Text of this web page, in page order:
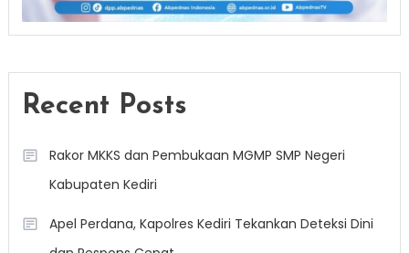
Recent Posts
Rakor MKKS dan Pembukaan MGMP SMP Negeri
Kabupaten Kediri
Apel Perdana, Kapolres Kediri Tekankan Deteksi Dini